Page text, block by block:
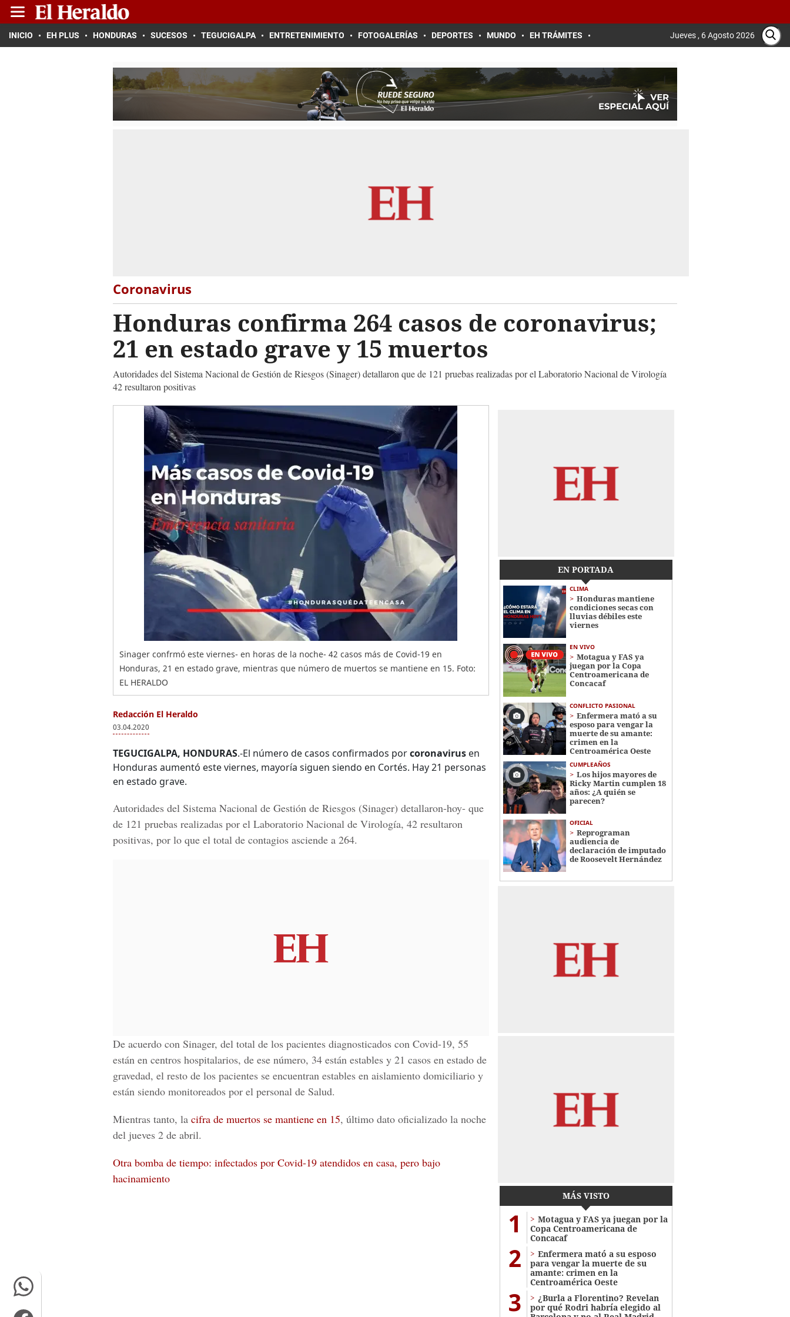
INICIO EH PLUS HONDURAS SUCESOS TEGUCIGALPA ENTRETENIMIENTO FOTOGALERÍAS DEPORTES MUNDO EH TRÁMITES Jueves , 6 Agosto 2026
Coronavirus
Honduras confirma 264 casos de coronavirus;
21 en estado grave y 15 muertos
Autoridades del Sistema Nacional de Gestión de Riesgos (Sinager) detallaron que de 121 pruebas realizadas por el Laboratorio Nacional de Virología
42 resultaron positivas
Sinager confrmó este viernes- en horas de la noche- 42 casos más de Covid-19 en
Honduras, 21 en estado grave, mientras que número de muertos se mantiene en 15. Foto:
EL HERALDO
Redacción El Heraldo
03.04.2020
TEGUCIGALPA, HONDURAS.-El número de casos confirmados porcoronavirus en
Honduras aumentó este viernes, mayoría siguen siendo en Cortés. Hay 21 personas
en estado grave.
Autoridades del Sistema Nacional de Gestión de Riesgos (Sinager) detallaron-hoy- que
de 121 pruebas realizadas por el Laboratorio Nacional de Virología, 42 resultaron
positivas, por lo que el total de contagios asciende a 264.
De acuerdo con Sinager, del total de los pacientes diagnosticados con Covid-19, 55
están en centros hospitalarios, de ese número, 34 están estables y 21 casos en estado de
gravedad, el resto de los pacientes se encuentran estables en aislamiento domiciliario y
están siendo monitoreados por el personal de Salud.
Mientras tanto, la cifra de muertos se mantiene en 15, último dato oficializado la noche
del jueves 2 de abril.
Otra bomba de tiempo: infectados por Covid-19 atendidos en casa, pero bajo
hacinamiento
EN PORTADA
CLIMA
Honduras mantiene
condiciones secas con
lluvias débiles este
viernes
EN VIVO
Motagua y FAS ya
juegan por la Copa
Centroamericana de
Concacaf
CONFLICTO PASIONAL
Enfermera mató a su
esposo para vengar la
muerte de su amante:
crimen en la
Centroamérica Oeste
CUMPLEAÑOS
Los hijos mayores de
Ricky Martin cumplen 18
años: ¿A quién se
parecen?
OFICIAL
Reprograman
audiencia de
declaración de imputado
de Roosevelt Hernández
MÁS VISTO
1
Motagua y FAS ya juegan por la
Copa Centroamericana de
Concacaf
2
Enfermera mató a su esposo
para vengar la muerte de su
amante: crimen en la
Centroamérica Oeste
3
¿Burla a Florentino? Revelan
por qué Rodri habría elegido al